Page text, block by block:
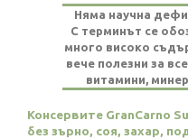
Няма научна
С терминът се
много високо
вече полезни за
витамини,
Консервите GranCarno
без зърно, соя, захар,